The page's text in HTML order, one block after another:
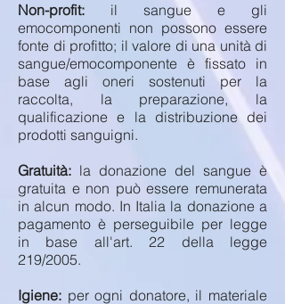
Non-profit: il sangue e gli
emocomponenti non possono essere
fonte di profitto; il valore di una unità di
sangue/emocomponente è fissato in
base agli oneri sostenuti per la
raccolta, la preparazione, la
qualificazione e la distribuzione dei
prodotti sanguigni.
Gratuità: la donazione del sangue è
gratuita e non può essere remunerata
in alcun modo. In Italia la donazione a
pagamento è perseguibile per legge
in base all'art. 22 della legge
219/2005.
Igiene: per ogni donatore, il materiale